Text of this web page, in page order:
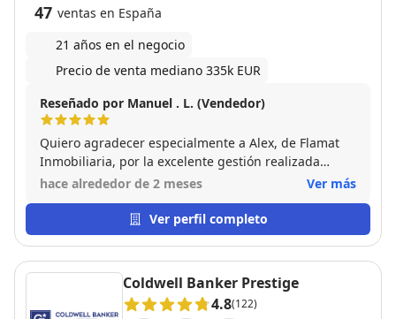
47 ventas en España
21 años en el negocio
Precio de venta mediano 335k EUR
Reseñado por Manuel . L. (Vendedor)
Quiero agradecer especialmente a Alex, de Flamat
Inmobiliaria, por la excelente gestión realizada
durante la venta de mi piso. Desde el primer
una gran profesionalidad, transparencia y
dedicación, manteniéndome informado en todo
cercanía. Todo el proceso se desarrolló de forma ágil
y eficiente, transmitiéndome mucha tranquilidad en
una operación tan importante, como ha sido vender
hace alrededor de 2 meses Ver más
Ver perfil completo
Coldwell Banker Prestige
4.8(122)